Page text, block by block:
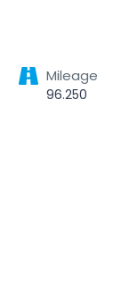
Mileage
96.250